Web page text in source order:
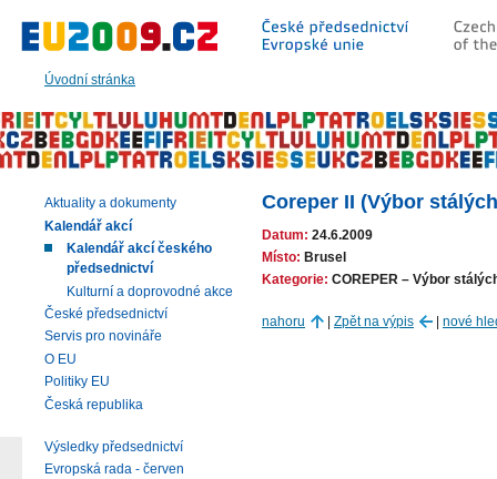
Úvodní stránka
hlavní
|
navigaci
|
vyhledávání
Coreper II (Výbor
Datum: 24.6.2009
Místo: Brusel
Kategorie: COREPER – Výbor
nahoru Zpět na výpis nové
Aktuality a dokumenty
Kalendář akcí
Kalendář akcí českého
předsednictví
Kulturní a doprovodné akce
České předsednictví
Servis pro novináře
O EU
Politiky EU
Česká republika
Výsledky předsednictví
Evropská rada - červen